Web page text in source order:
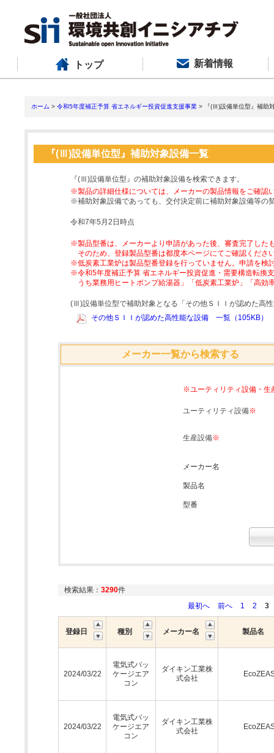
トップ 新着情報
ホーム > 令和5年度補正予算 省エネルギー投資促進支援事業 > 『(Ⅲ)設備単位型』補助
『(Ⅲ)設備単位型』補助対象設備一覧
『(Ⅲ)設備単位型』の補助対象設備を検索できます。
※製品の詳細仕様については、メーカーの製品情報をご確認
※補助対象設備であっても、交付決定前に補助対象設備等の
令和7年5月2日時点
※製品型番は、メーカーより申請があった後、審査完了した
そのため、登録製品型番は都度本ページにてご確認くださ
※低炭素工業炉は製品型番登録を行っていません。申請を検
※令和5年度補正予算 省エネルギー投資促進・需要構造転換
うち業務用ヒートポンプ給湯器」「低炭素工業炉」「高
(Ⅲ)設備単位型で補助対象となる「その他ＳＩＩが認めた高
その他ＳＩＩが認めた高性能な設備 一覧（105KB）
メーカー一覧から検索する
※ユーティリティ設備・生
ユーティリティ設備※
生産設備※
メーカー名
製品名
型番
検索結果： 3290件
最初へ
前へ 1 2 3
登録日 種別 メーカー名 製品名
2024/03/22
電気式パッ
ケージエア
コン
ダイキン工業株
式会社
2024/03/22
電気式パッ
ケージエア
コン
ダイキン工業株
式会社